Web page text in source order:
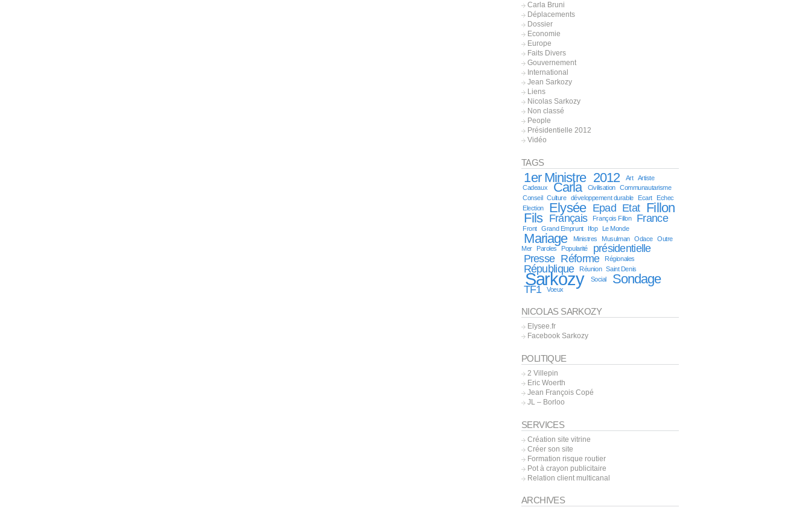
Carla Bruni
Déplacements
Dossier
Economie
Europe
Faits Divers
Gouvernement
International
Jean Sarkozy
Liens
Nicolas Sarkozy
Non classé
People
Présidentielle 2012
Vidéo
TAGS
1er Ministre 2012 Art
Artiste
Cadeaux
Carla Civilisation
Communautarisme
Conseil
Culture développement durable Ecart
Echec
Election
Elysée Epad Etat Fillon
Fils Français François Fillon France
Front Grand Emprunt Ifop Le Monde
Mariage Ministres Musulman Odace
Outre
Mer
Paroles Popularité
présidentielle
Presse Réforme Régionales
République Réunion Saint Denis
Sarkozy Social Sondage
TF1 Voeux
NICOLAS SARKOZY
Elysee.fr
Facebook Sarkozy
POLITIQUE
2 Villepin
Eric Woerth
Jean François Copé
JL – Borloo
SERVICES
Création site vitrine
Créer son site
Formation risque routier
Pot à crayon publicitaire
Relation client multicanal
ARCHIVES